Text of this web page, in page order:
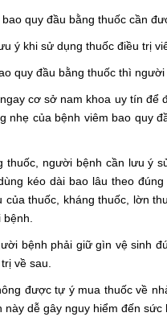
quy đầu bằng thuốc cần
ý khi sử dụng thuốc điều trị
quy đầu bằng thuốc thì
cơ sở nam khoa uy tín để
nhẹ của bệnh viêm bao quy
thuốc, người bệnh cần lưu ý
kéo dài bao lâu theo
của thuốc, kháng thuốc, lờn
bệnh phải giữ gìn vệ sinh
về sau.
được tự ý mua thuốc về
này dễ gây nguy hiểm đến